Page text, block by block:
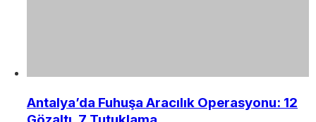
Antalya’da Fuhuşa Aracılık Operasyonu: 12